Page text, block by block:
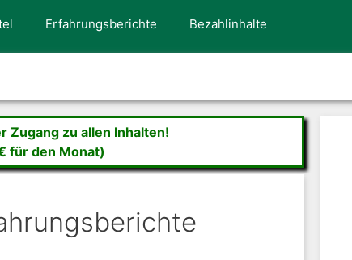
Erfahrungsberichte Bezahlinhalte
Zugang zu allen Inhalten!
für den Monat)